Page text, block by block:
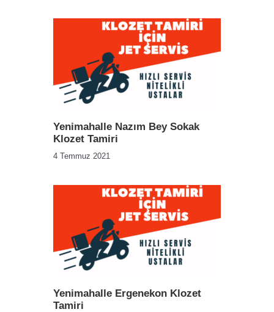
Yenimahalle Nazım Bey Sokak
Klozet Tamiri
4 Temmuz 2021
Yenimahalle Ergenekon Klozet
Tamiri